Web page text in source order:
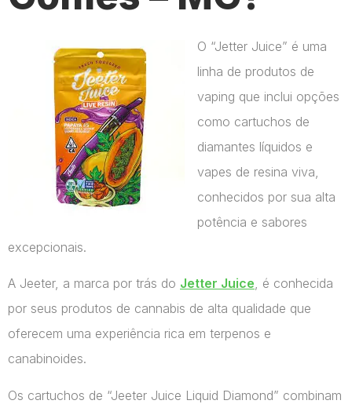
O “Jetter Juice” é uma
linha de produtos de
vaping que inclui opções
como cartuchos de
diamantes líquidos e
vapes de resina viva,
conhecidos por sua alta
potência e sabores
excepcionais.
A Jeeter, a marca por trás do Jetter Juice, é conhecida
por seus produtos de cannabis de alta qualidade que
oferecem uma experiência rica em terpenos e
canabinoides.
Os cartuchos de “Jeeter Juice Liquid Diamond” combinam